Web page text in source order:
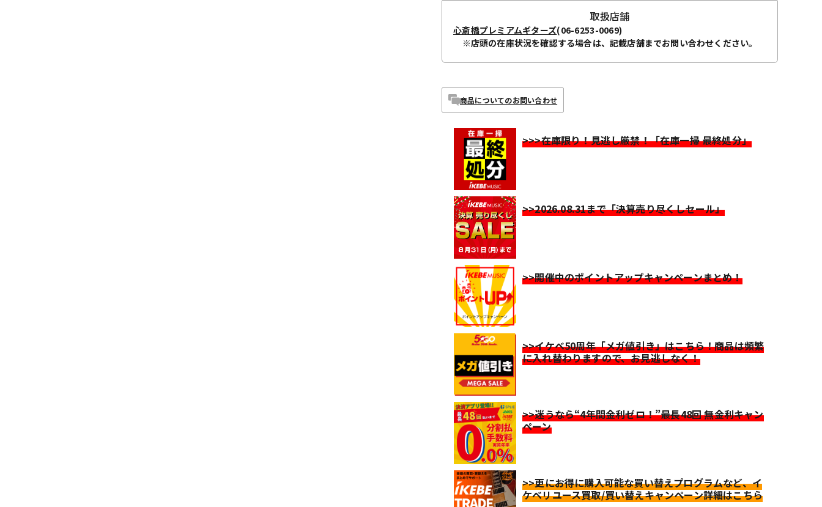
取扱店舗
心斎橋プレミアムギターズ(06-6253-0069)
※店頭の在庫状況を確認する場合は、記載店舗までお問い合わせください。
商品についてのお問い合わせ
>>>在庫限り！見逃し厳禁！「在庫一掃 最終処分」
>>2026.08.31まで「決算売り尽くしセール」
>>開催中のポイントアップキャンペーンまとめ！
>>イケベ50周年「メガ値引き」はこちら！商品は頻繁
に入れ替わりますので、お見逃しなく！
>>迷うなら“4年間金利ゼロ！”最長48回 無金利キャン
ペーン
>>更にお得に購入可能な買い替えプログラムなど、イ
ケベリユース買取/買い替えキャンペーン詳細はこちら